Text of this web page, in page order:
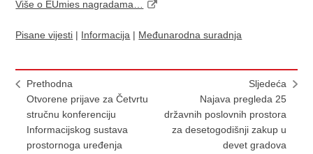
Više o EUmies nagradama…
Pisane vijesti | Informacija | Međunarodna suradnja
Prethodna
Otvorene prijave za Četvrtu
stručnu konferenciju
Informacijskog sustava
prostornoga uređenja
Sljedeća
Najava pregleda 25
državnih poslovnih prostora
za desetogodišnji zakup u
devet gradova